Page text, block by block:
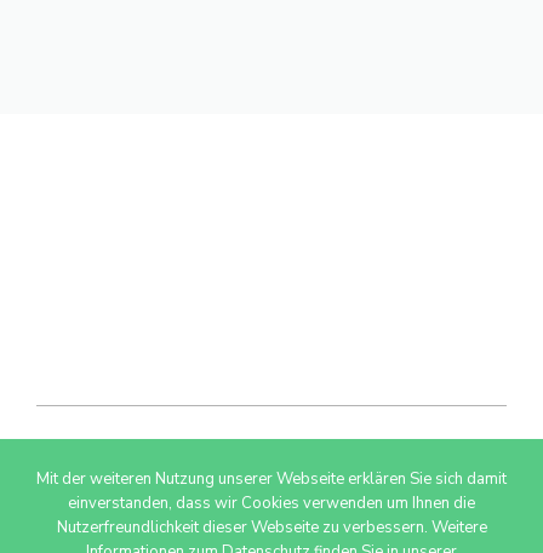
© 2026 AdSimple GmbH
Mit der weiteren Nutzung unserer Webseite erklären Sie sich damit
einverstanden, dass wir Cookies verwenden um Ihnen die
Nutzerfreundlichkeit dieser Webseite zu verbessern. Weitere